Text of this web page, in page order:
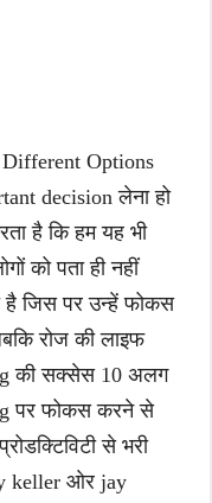
Options
decision लेना हो
है कि हम यह भी
को पता ही नहीं
है जिस पर उन्हें फोकस
रोज की लाइफ
की सक्सेस 10 अलग
पर फोकस करने से
से भरी
keller ओर jay